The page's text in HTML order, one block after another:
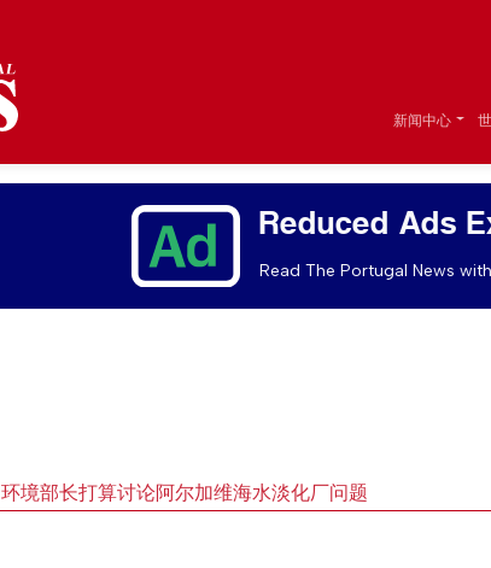
新闻中心
Reduced Ads
Read The Portugal News
环境部长打算讨论阿尔加维海水淡化厂问题